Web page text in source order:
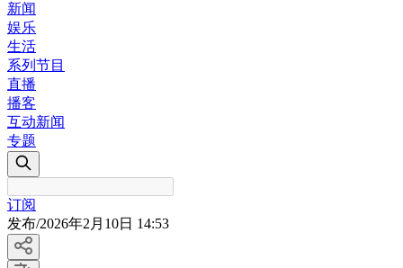
新闻
娱乐
生活
系列节目
直播
播客
互动新闻
专题
订阅
发布/2026年2月10日 14:53